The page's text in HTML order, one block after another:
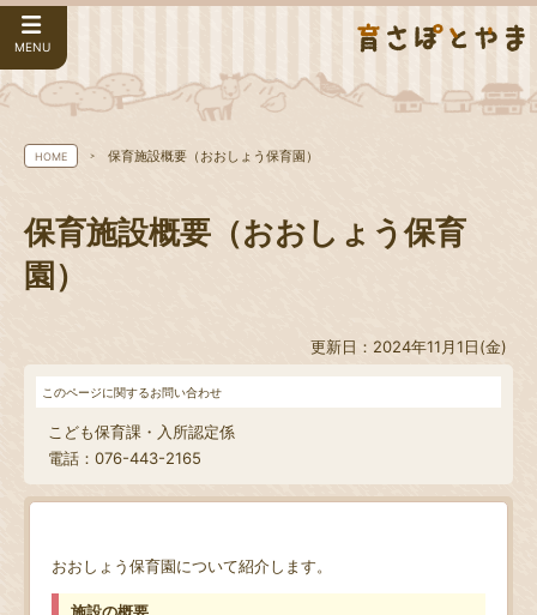
MENU
HOME 保育施設概要（おおしょう保育園）
保育施設概要（おおしょう保育
園）
更新日：2024年11月1日(金)
このページに関するお問い合わせ
こども保育課・入所認定係
電話：076-443-2165
おおしょう保育園について紹介します。